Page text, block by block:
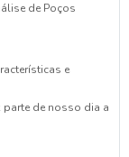
de Poços
e
de nosso dia a